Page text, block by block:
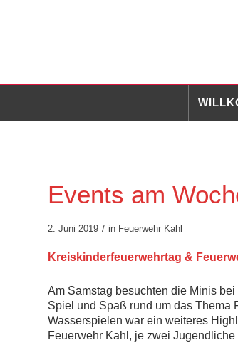
Events am
2. Juni 2019 / in Feuerwehr Kahl
Kreiskinderfeuerwehrtag &
Am Samstag besuchten die Minis
Spiel und Spaß rund um das Thema
Wasserspielen war ein weiteres
Feuerwehr Kahl, je zwei